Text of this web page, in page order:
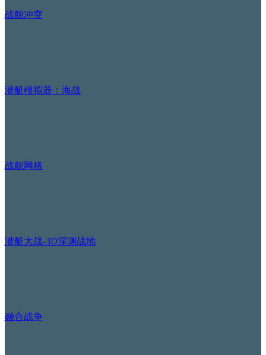
战舰冲突
潜艇模拟器：海战
战舰网格
潜艇大战-3D深渊战地
融合战争